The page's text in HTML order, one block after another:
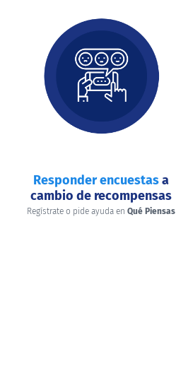
Responder encuestasa
cambio de recompensas
Regístrate o pide ayuda en Qué Piensas